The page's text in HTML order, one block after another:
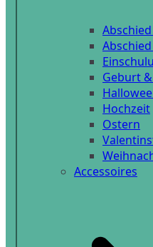
Geburt
Hochzeit
Ostern
Accessoires